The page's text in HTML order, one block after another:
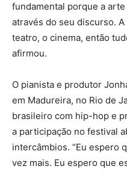
fundamental porque a
através do seu discurso.
teatro, o cinema, então
afirmou.
O pianista e produtor
em Madureira, no Rio de
brasileiro com hip-hop e
a participação no festival
intercâmbios. “Eu espero
vez mais. Eu espero que